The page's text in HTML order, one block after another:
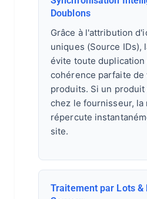
Doublons
Grâce à l'attribution
uniques (Source IDs),
évite toute duplication
cohérence parfaite de
produits. Si un
chez le fournisseur, la
répercute
site.
Traitement par Lots